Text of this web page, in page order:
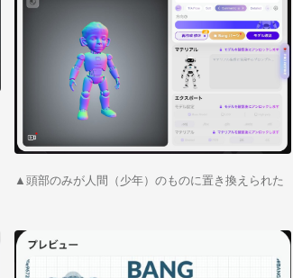
▲頭部のみが人間（少年）のものに置き換えられた